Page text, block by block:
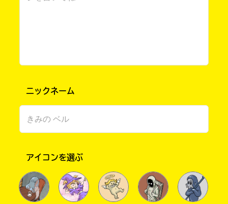
ニックネーム
アイコンを選ぶ